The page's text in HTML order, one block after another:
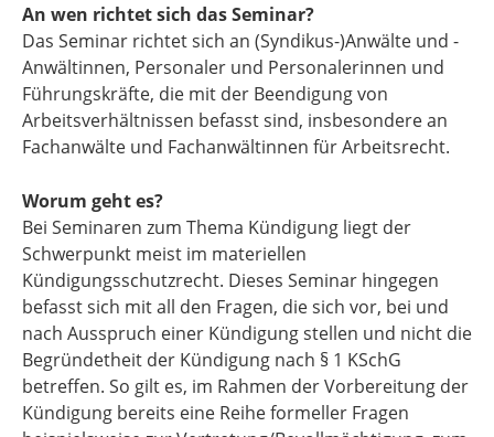
An wen richtet sich das Seminar?
Das Seminar richtet sich an (Syndikus-)Anwälte und -
Anwältinnen, Personaler und Personalerinnen und
Führungskräfte, die mit der Beendigung von
Arbeitsverhältnissen befasst sind, insbesondere an
Fachanwälte und Fachanwältinnen für Arbeitsrecht.
Worum geht es?
Bei Seminaren zum Thema Kündigung liegt der
Schwerpunkt meist im materiellen
Kündigungsschutzrecht. Dieses Seminar hingegen
befasst sich mit all den Fragen, die sich vor, bei und
nach Ausspruch einer Kündigung stellen und nicht die
Begründetheit der Kündigung nach § 1 KSchG
betreffen. So gilt es, im Rahmen der Vorbereitung der
Kündigung bereits eine Reihe formeller Fragen